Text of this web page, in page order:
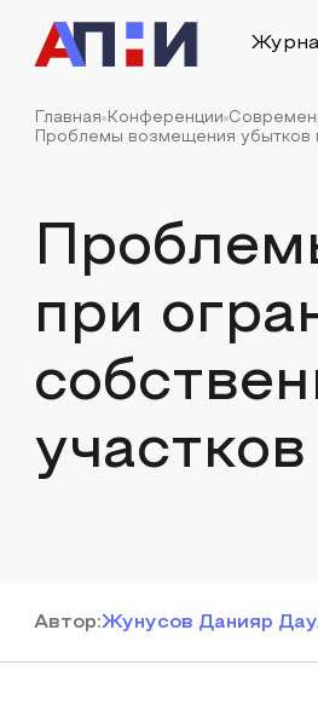
Главная Конференции
Проблемы возмещения убытков
при
участков
Автор:Жунусов Данияр